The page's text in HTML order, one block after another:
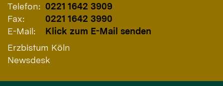
Telefon: 0221 1642 3909
Fax:
0221 1642 3990
E-Mail:
Klick zum E-Mail senden
Erzbistum Köln
Newsdesk